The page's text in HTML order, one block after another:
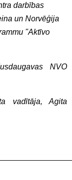
darbības
un Norvēģija
"Aktīvo
NVO
vadītāja, Agita